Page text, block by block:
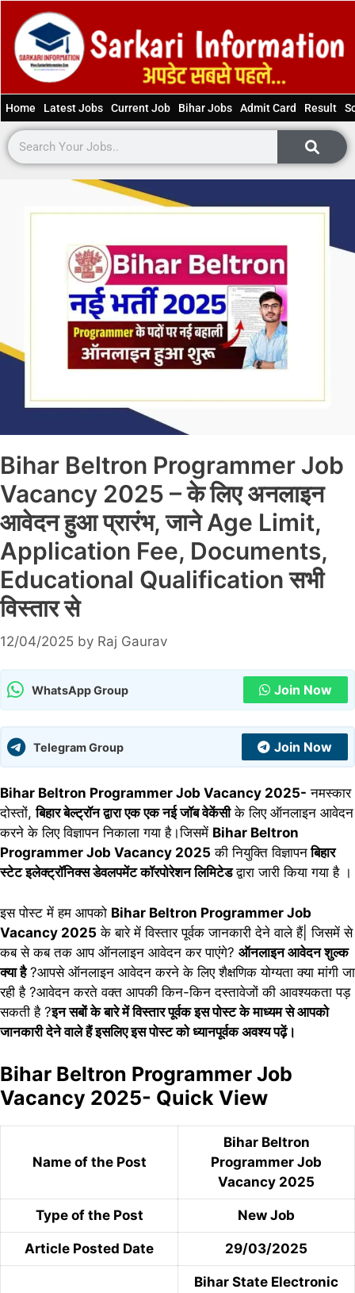
Home Latest Jobs Current Job Bihar Jobs Admit Card Result
Bihar Beltron Programmer Job
Vacancy 2025 – के लिए अनलाइन
आवेदन हुआ प्रारंभ, जाने Age Limit,
Application Fee, Documents,
Educational Qualification सभी
विस्तार से
12/04/2025 by Raj Gaurav
WhatsApp Group Join Now
Telegram Group Join Now
Bihar Beltron Programmer Job Vacancy 2025- नमस्कार
दोस्तों,बिहार बेल्ट्रॉन द्वारा एक एक नई जॉब वेकेंसीके लिए ऑनलाइन आवेदन
करने के लिए विज्ञापन निकाला गया है।जिसमें Bihar Beltron
Programmer Job Vacancy 2025 की नियुक्ति विज्ञापनबिहार
स्टेट इलेक्ट्रॉनिक्स डेवलपमेंट कॉरपोरेशन लिमिटेडद्वारा जारी किया गया है ।
इस पोस्ट में हम आपको Bihar Beltron Programmer Job
Vacancy 2025 के बारे में विस्तार पूर्वक जानकारी देने वाले हैं| जिसमें से
कब से कब तक आप ऑनलाइन आवेदन कर पाएंगे? ऑनलाइन आवेदन शुल्क
क्या है?आपसे ऑनलाइन आवेदन करने के लिए शैक्षणिक योग्यता क्या मांगी जा
रही है ?आवेदन करते वक्त आपकी किन-किन दस्तावेजों की आवश्यकता पड़
सकती है ?इन सबों के बारे में विस्तार पूर्वक इस पोस्ट के माध्यम से आपको
जानकारी देने वाले हैं इसलिए इस पोस्ट को ध्यानपूर्वक अवश्य पढ़ें।
Bihar Beltron Programmer Job
Vacancy 2025- Quick View
Name of the Post
Bihar Beltron
Programmer Job
Vacancy 2025
Type of the Post New Job
Article Posted Date 29/03/2025
Bihar State Electronic